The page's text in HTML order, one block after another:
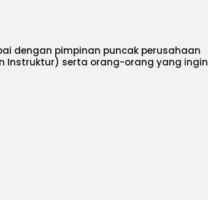
dengan pimpinan puncak perusahaan
Instruktur) serta orang-orang yang ingin